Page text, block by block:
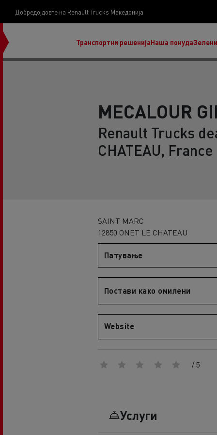
Добредојдовте на Renault Trucks Македонија
Транспортни решенијаНаша понуда
D Wide E-Tech
нашата визија
Koji kamion na alternativnu energiju je pravi za
An engineer's dream
Design: the electric truck revolution
MECALOUR
Renault Trucks
CHATEAU, France
SAINT MARC
12850 ONET LE CHATEAU
Патување
Постави како омилени
Website
/ 5
Услуги